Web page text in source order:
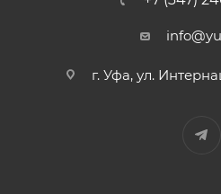
г. Уфа, ул.